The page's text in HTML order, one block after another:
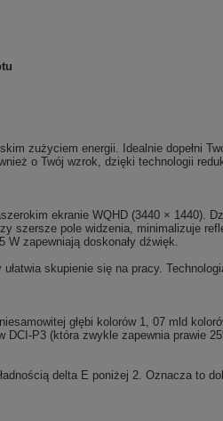
zużyciem energii. Idealnie dopełni
o Twój wzrok, dzięki technologii
ekranie WQHD (3440 × 1440).
szersze pole widzenia, minimalizuje
W zapewniają doskonały dźwięk.
skupienie się na pracy.
głębi kolorów 1, 07 mld
P3 (która zwykle zapewnia
delta E poniżej 2. Oznacza to